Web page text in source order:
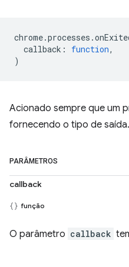
chrome.processes .
callback : function,
)
Acionado sempre que um
fornecendo o tipo de saída.
PARÂMETROS
callback
função
O parâmetro callback